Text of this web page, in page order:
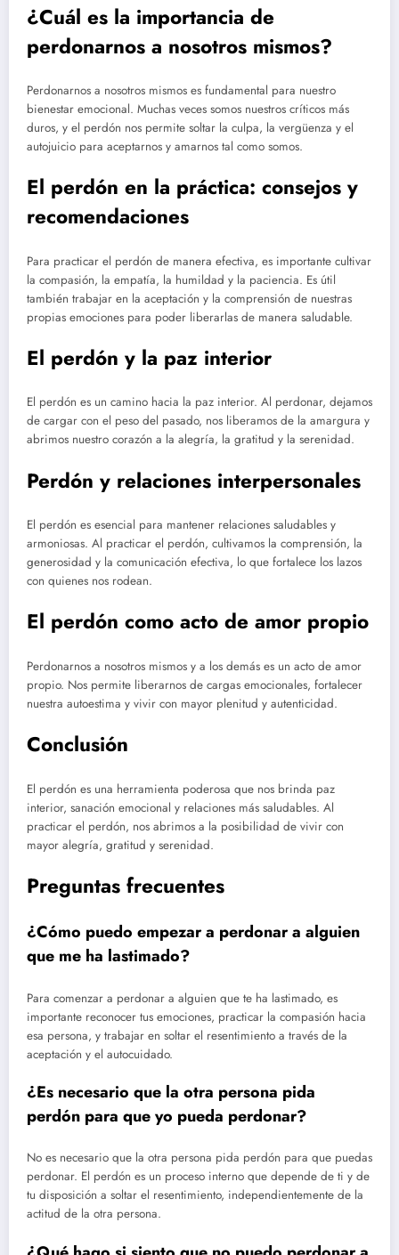
¿Cuál es la importancia de
perdonarnos a nosotros mismos?
Perdonarnos a nosotros mismos es fundamental para nuestro
bienestar emocional. Muchas veces somos nuestros críticos más
duros, y el perdón nos permite soltar la culpa, la vergüenza y el
autojuicio para aceptarnos y amarnos tal como somos.
El perdón en la práctica: consejos y
recomendaciones
Para practicar el perdón de manera efectiva, es importante cultivar
la compasión, la empatía, la humildad y la paciencia. Es útil
también trabajar en la aceptación y la comprensión de nuestras
propias emociones para poder liberarlas de manera saludable.
El perdón y la paz interior
El perdón es un camino hacia la paz interior. Al perdonar, dejamos
de cargar con el peso del pasado, nos liberamos de la amargura y
abrimos nuestro corazón a la alegría, la gratitud y la serenidad.
Perdón y relaciones interpersonales
El perdón es esencial para mantener relaciones saludables y
armoniosas. Al practicar el perdón, cultivamos la comprensión, la
generosidad y la comunicación efectiva, lo que fortalece los lazos
con quienes nos rodean.
El perdón como acto de amor propio
Perdonarnos a nosotros mismos y a los demás es un acto de amor
propio. Nos permite liberarnos de cargas emocionales, fortalecer
nuestra autoestima y vivir con mayor plenitud y autenticidad.
Conclusión
El perdón es una herramienta poderosa que nos brinda paz
interior, sanación emocional y relaciones más saludables. Al
practicar el perdón, nos abrimos a la posibilidad de vivir con
mayor alegría, gratitud y serenidad.
Preguntas frecuentes
¿Cómo puedo empezar a perdonar a alguien
que me ha lastimado?
Para comenzar a perdonar a alguien que te ha lastimado, es
importante reconocer tus emociones, practicar la compasión hacia
esa persona, y trabajar en soltar el resentimiento a través de la
aceptación y el autocuidado.
¿Es necesario que la otra persona pida
perdón para que yo pueda perdonar?
No es necesario que la otra persona pida perdón para que puedas
perdonar. El perdón es un proceso interno que depende de ti y de
tu disposición a soltar el resentimiento, independientemente de la
actitud de la otra persona.